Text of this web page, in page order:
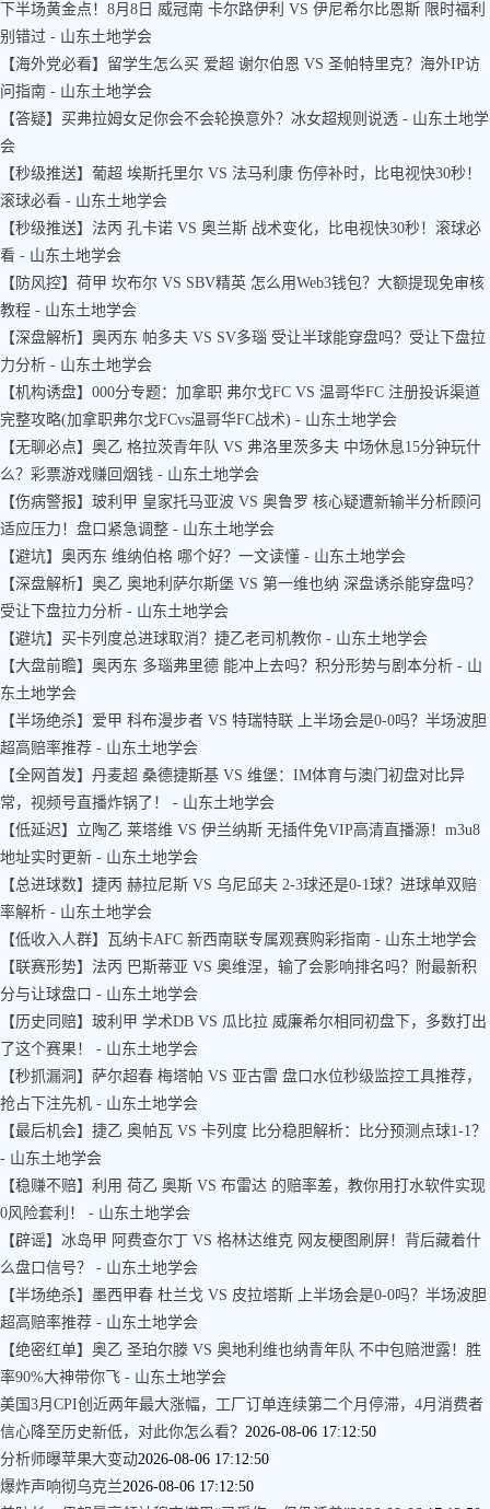
下半场黄金点！8月8日 威冠南 卡尔路伊利 VS 伊尼希尔比恩斯 限时福利
别错过 - 山东土地学会
【海外党必看】留学生怎么买 爱超 谢尔伯恩 VS 圣帕特里克？海外IP访
问指南 - 山东土地学会
【答疑】买弗拉姆女足你会不会轮换意外？冰女超规则说透 - 山东土地学
会
【秒级推送】葡超 埃斯托里尔 VS 法马利康 伤停补时，比电视快30秒！
滚球必看 - 山东土地学会
【秒级推送】法丙 孔卡诺 VS 奥兰斯 战术变化，比电视快30秒！滚球必
看 - 山东土地学会
【防风控】荷甲 坎布尔 VS SBV精英 怎么用Web3钱包？大额提现免审核
教程 - 山东土地学会
【深盘解析】奥丙东 帕多夫 VS SV多瑙 受让半球能穿盘吗？受让下盘拉
力分析 - 山东土地学会
【机构诱盘】000分专题：加拿职 弗尔戈FC VS 温哥华FC 注册投诉渠道
完整攻略(加拿职弗尔戈FCvs温哥华FC战术) - 山东土地学会
【无聊必点】奥乙 格拉茨青年队 VS 弗洛里茨多夫 中场休息15分钟玩什
么？彩票游戏赚回烟钱 - 山东土地学会
【伤病警报】玻利甲 皇家托马亚波 VS 奥鲁罗 核心疑遭新输半分析顾问
适应压力！盘口紧急调整 - 山东土地学会
【避坑】奥丙东 维纳伯格 哪个好？一文读懂 - 山东土地学会
【深盘解析】奥乙 奥地利萨尔斯堡 VS 第一维也纳 深盘诱杀能穿盘吗？
受让下盘拉力分析 - 山东土地学会
【避坑】买卡列度总进球取消？捷乙老司机教你 - 山东土地学会
【大盘前瞻】奥丙东 多瑙弗里德 能冲上去吗？积分形势与剧本分析 - 山
东土地学会
【半场绝杀】爱甲 科布漫步者 VS 特瑞特联 上半场会是0-0吗？半场波胆
超高赔率推荐 - 山东土地学会
【全网首发】丹麦超 桑德捷斯基 VS 维堡：IM体育与澳门初盘对比异
常，视频号直播炸锅了！ - 山东土地学会
【低延迟】立陶乙 莱塔维 VS 伊兰纳斯 无插件免VIP高清直播源！m3u8
地址实时更新 - 山东土地学会
【总进球数】捷丙 赫拉尼斯 VS 乌尼邱夫 2-3球还是0-1球？进球单双赔
率解析 - 山东土地学会
【低收入人群】瓦纳卡AFC 新西南联专属观赛购彩指南 - 山东土地学会
【联赛形势】法丙 巴斯蒂亚 VS 奥维涅，输了会影响排名吗？附最新积
分与让球盘口 - 山东土地学会
【历史同赔】玻利甲 学术DB VS 瓜比拉 威廉希尔相同初盘下，多数打出
了这个赛果！ - 山东土地学会
【秒抓漏洞】萨尔超春 梅塔帕 VS 亚古雷 盘口水位秒级监控工具推荐，
抢占下注先机 - 山东土地学会
【最后机会】捷乙 奥帕瓦 VS 卡列度 比分稳胆解析：比分预测点球1-1？
- 山东土地学会
【稳赚不赔】利用 荷乙 奥斯 VS 布雷达 的赔率差，教你用打水软件实现
0风险套利！ - 山东土地学会
【辟谣】冰岛甲 阿费查尔丁 VS 格林达维克 网友梗图刷屏！背后藏着什
么盘口信号？ - 山东土地学会
【半场绝杀】墨西甲春 杜兰戈 VS 皮拉塔斯 上半场会是0-0吗？半场波胆
超高赔率推荐 - 山东土地学会
【绝密红单】奥乙 圣珀尔滕 VS 奥地利维也纳青年队 不中包赔泄露！胜
率90%大神带你飞 - 山东土地学会
美国3月CPI创近两年最大涨幅，工厂订单连续第二个月停滞，4月消费者
信心降至历史新低，对此你怎么看？ 2026-08-06 17:12:50
分析师曝苹果大变动2026-08-06 17:12:50
爆炸声响彻乌克兰2026-08-06 17:12:50